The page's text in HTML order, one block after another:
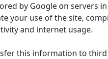
by Google on servers
your use of the site,
and internet usage.
this information to